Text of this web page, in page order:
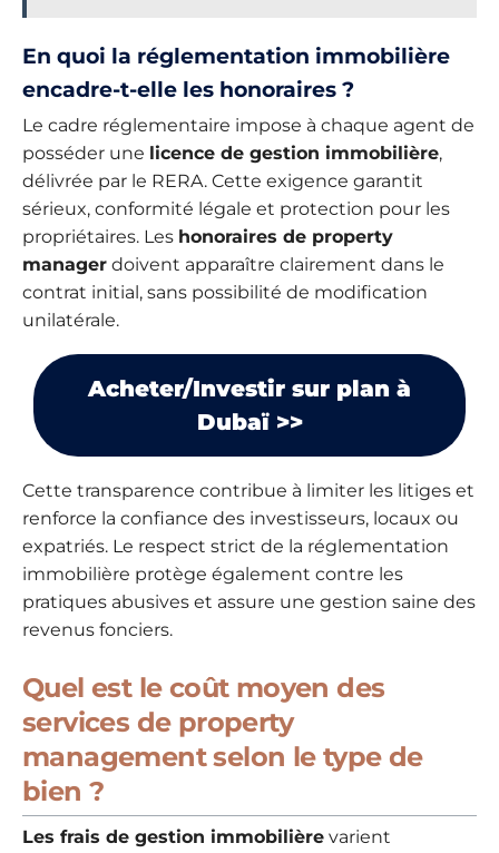
En quoi la réglementation immobilière
encadre-t-elle les honoraires ?
Le cadre réglementaire impose à chaque agent de
posséder une licence de gestion immobilière,
délivrée par le RERA. Cette exigence garantit
sérieux, conformité légale et protection pour les
propriétaires. Les honoraires de property
manager doivent apparaître clairement dans le
contrat initial, sans possibilité de modification
unilatérale.
Acheter/Investir sur plan à
Dubaï >>
Cette transparence contribue à limiter les litiges et
renforce la confiance des investisseurs, locaux ou
expatriés. Le respect strict de la réglementation
immobilière protège également contre les
pratiques abusives et assure une gestion saine des
revenus fonciers.
Quel est le coût moyen des
services de property
management selon le type de
bien ?
Les frais de gestion immobilière varient